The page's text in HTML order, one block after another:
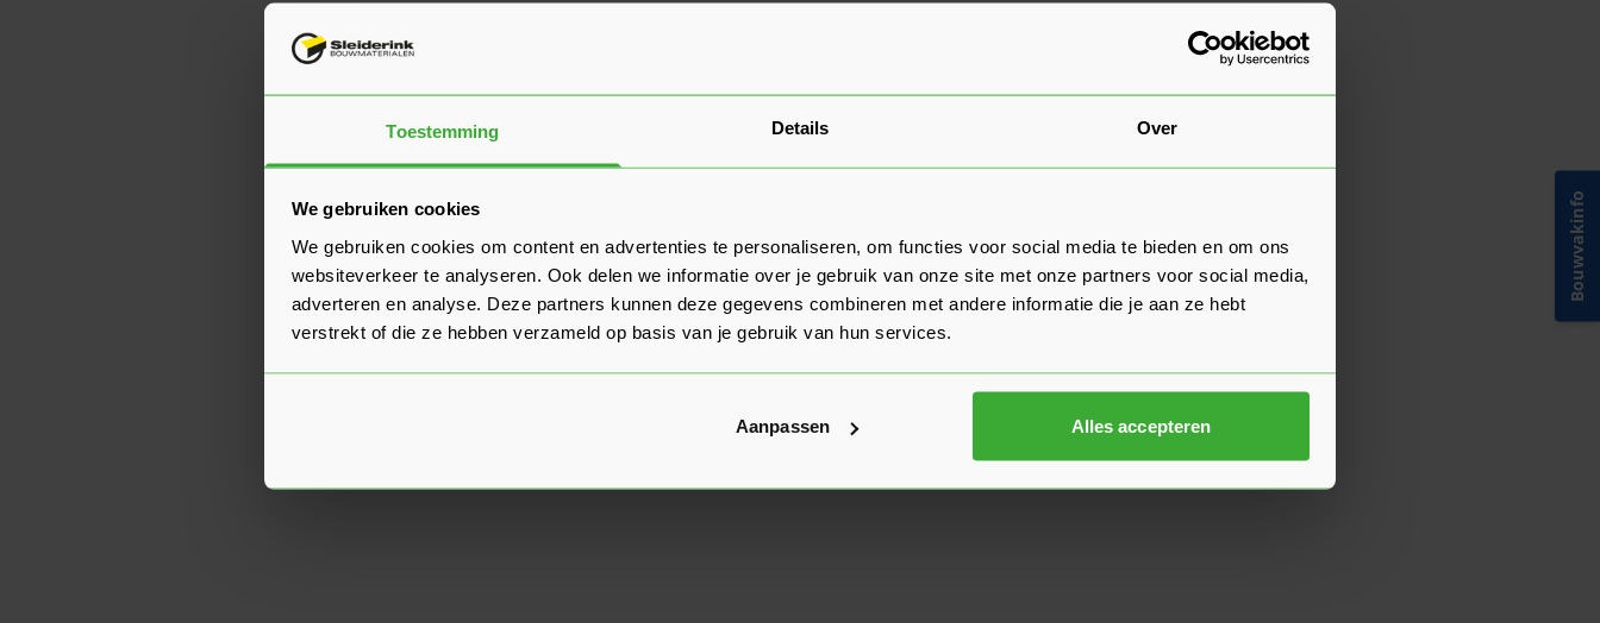
Toestemming Details Over
We gebruiken cookies
We gebruiken cookies om content en advertenties te personaliseren, om functies voor social media te bieden en om ons
websiteverkeer te analyseren. Ook delen we informatie over je gebruik van onze site met onze partners voor social media,
adverteren en analyse. Deze partners kunnen deze gegevens combineren met andere informatie die je aan ze hebt
verstrekt of die ze hebben verzameld op basis van je gebruik van hun services.
Aanpassen Alles accepteren
Bouwvakinfo